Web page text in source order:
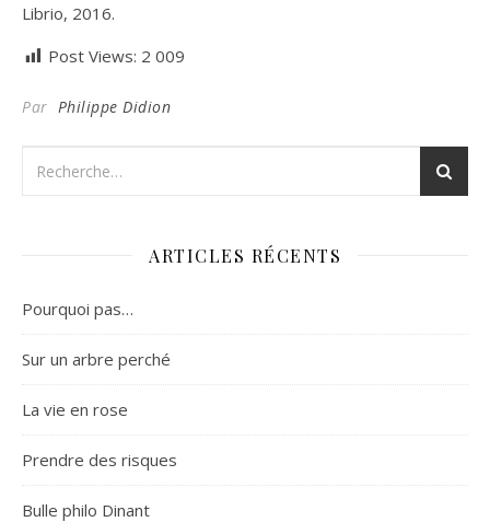
Librio, 2016.
Post Views: 2 009
Par Philippe Didion
ARTICLES RÉCENTS
Pourquoi pas…
Sur un arbre perché
La vie en rose
Prendre des risques
Bulle philo Dinant